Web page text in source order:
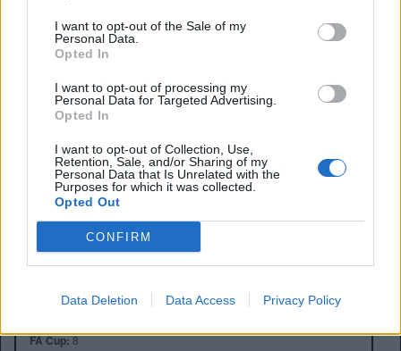
I want to opt-out of the Sale of my
Personal Data.
Opted In
I want to opt-out of processing my
Personal Data for Targeted Advertising.
Opted In
I want to opt-out of Collection, Use,
Retention, Sale, and/or Sharing of my
Personal Data that Is Unrelated with the
Purposes for which it was collected.
Opted Out
CONFIRM
Data Deletion Data Access Privacy Policy
Anno di Fondazione:1892
Anfield (45.276)
Liverpool
Presidente:Tom Werner
Manager:Arne Slot
ALBO D'ORO
FA Cup:8